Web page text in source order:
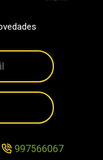
997566067